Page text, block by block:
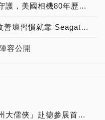
專屬 Gogoro 機車騎士最安全守護，美國相機80年歷史品牌 寶麗萊MS280WG「蜂鷹」雙鏡機車行車記錄器，專為 Gogoro 車系所開發 業界No.1行車畫面清晰又艷麗
2023 新年新希望應該這樣訂 改善壞習慣就靠 Seagate！
容公開
SNSplus好玩家旗下手遊「雲州大儒俠」赴德參展首度亮相